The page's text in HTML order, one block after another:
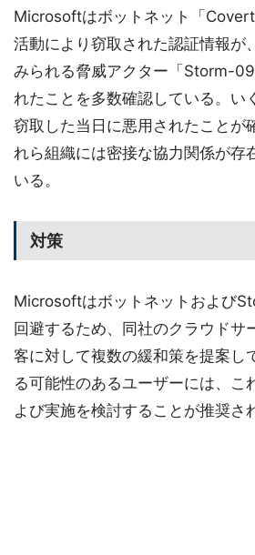
Microsoftはボットネット「
活動により窃取された認証情報が
みられる脅威アクター「Storm-
れたことを多数確認している。い
窃取した当日に悪用されたことが
れら組織には密接な協力関係が存
いる。
対策
Microsoftはボットネットおよび
回避するため、同社のクラウドサ
客に対して複数の緩和策を提案し
る可能性のあるユーザーには、こ
よび実施を検討することが推奨さ